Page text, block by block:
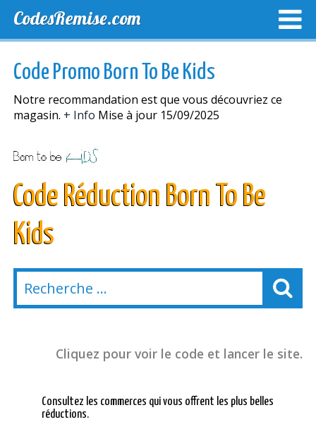
CodesRemise.com
NOUVELLES MAGASINS
Code Promo Born To Be Kids
Notre recommandation est que vous découvriez ce
magasin. + Info Mise à jour 15/09/2025
Code Réduction Born To Be
Kids
Cliquez pour voir le code et lancer le site.
Consultez les commerces qui vous offrent les plus belles
réductions.